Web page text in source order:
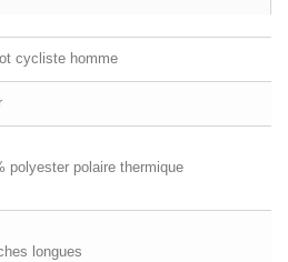
cycliste homme
polyester polaire thermique
longues